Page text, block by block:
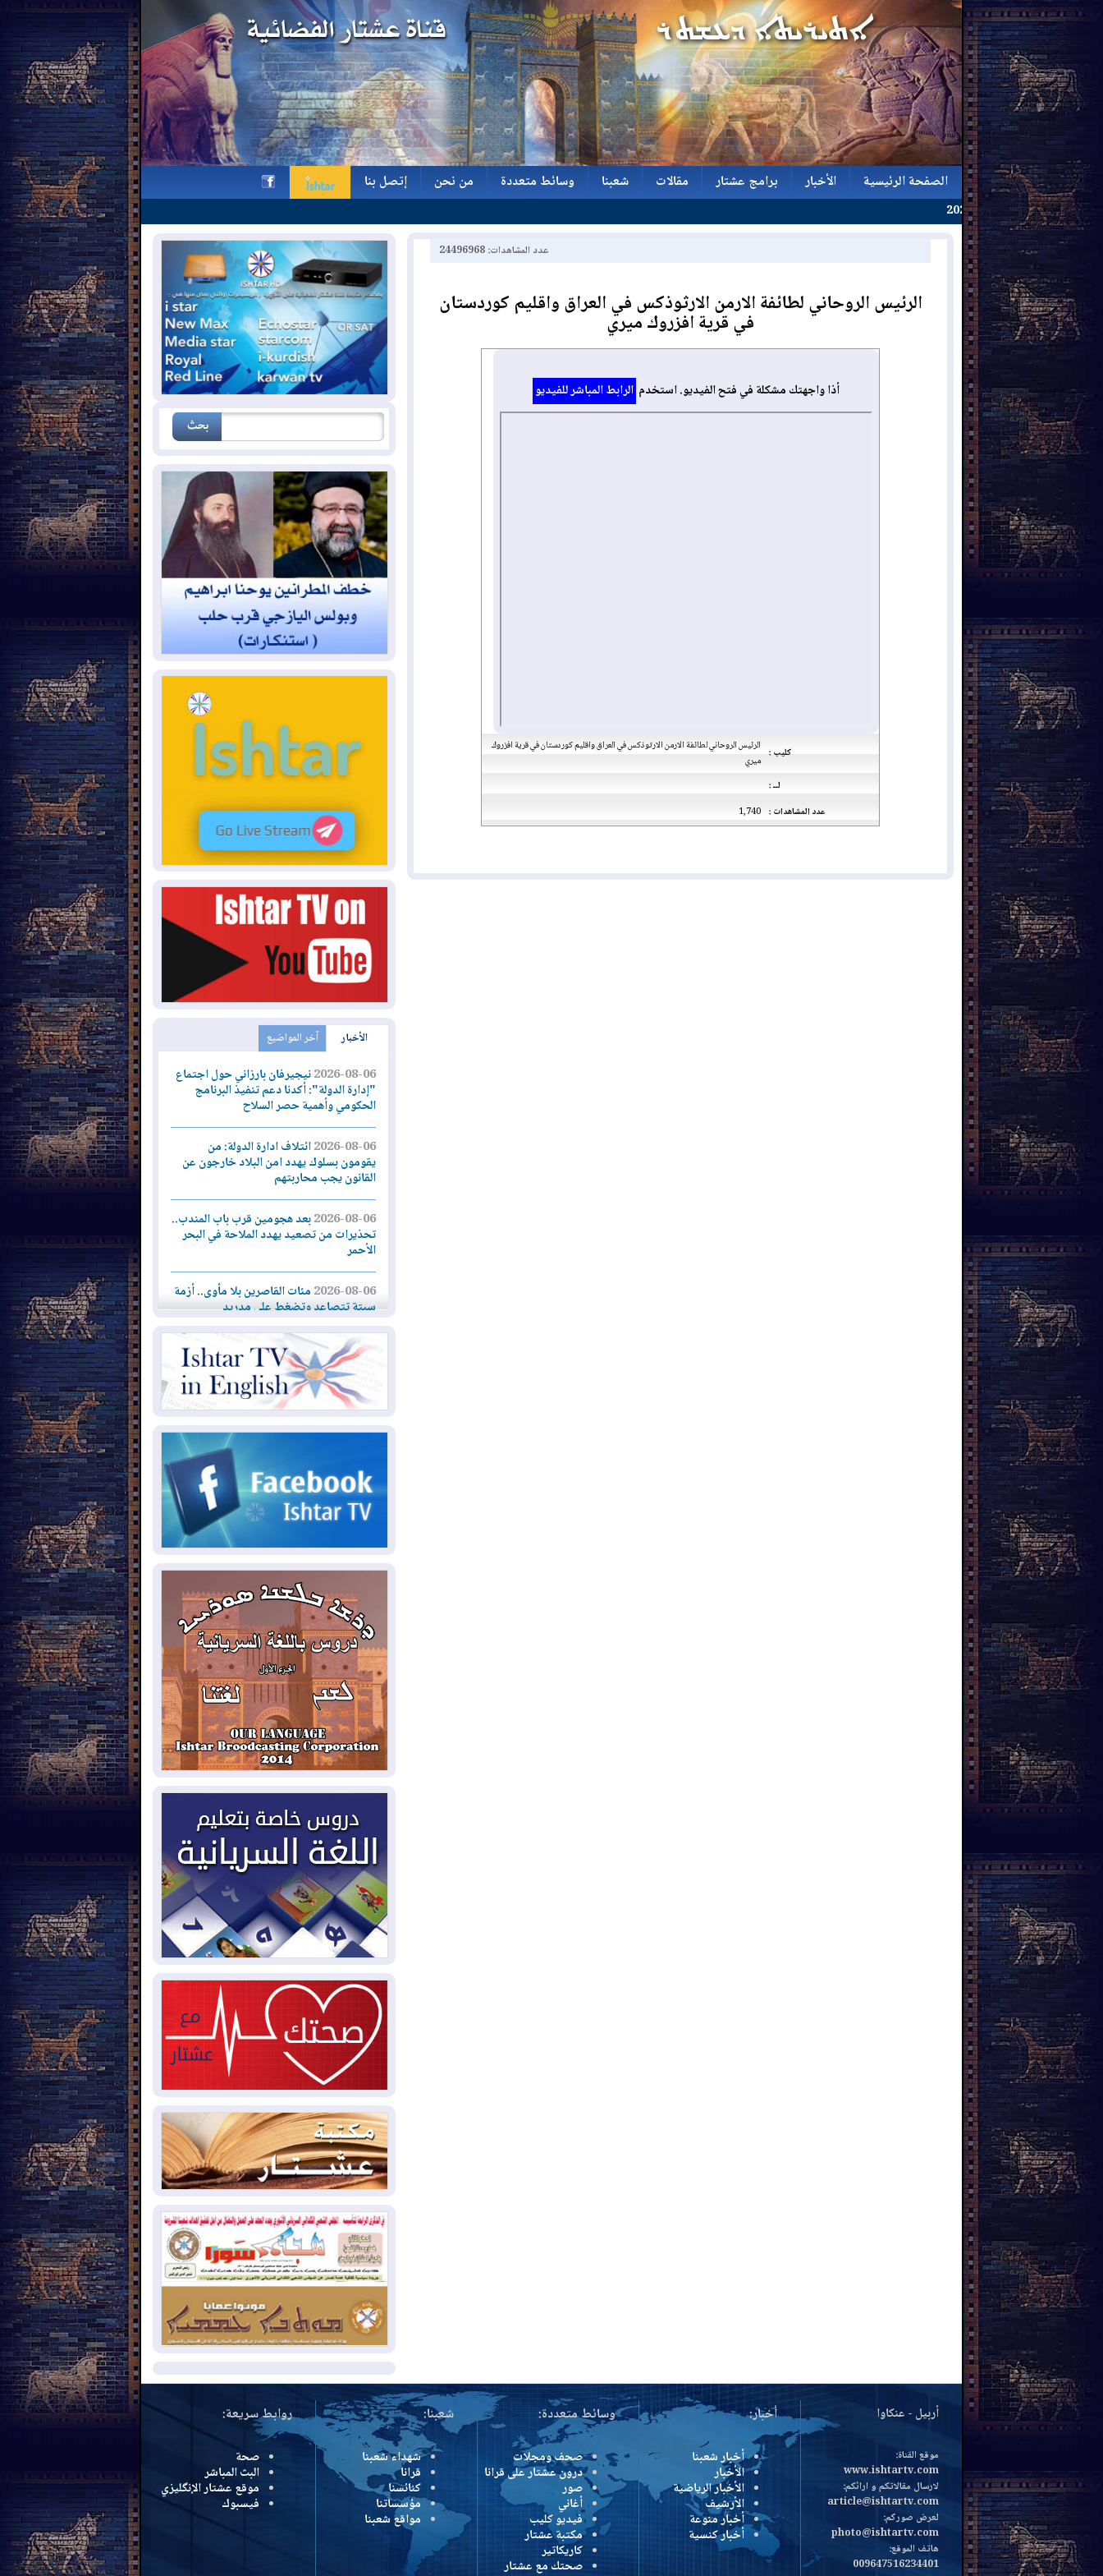
الصفحة الرئيسية
الصفحة الرئيسية
الأخبار
برامج عشتار
مقالات
شعبنا
وسائط متعددة
من نحن
إتصل بنا
بيان من النائبين د. جيمس حسدو هيدو
عدد المشاهدات: 24496968
الرئيس الروحاني لطائفة الارمن الارثوذكس في العراق واقليم كوردستان
في قرية افزروك ميري
أذا واجهتك مشكلة في فتح الفيديو. استخدم الرابط المباشر للفيديو
الرئيس الروحاني لطائفة الارمن الارثوذكس في العراق واقليم كوردستان في قرية افزروك
ميري
كليب :
لــ :
1,740 عدد المشاهدات :
h
الأخبار آخر المواضيع
2026-08-06نيجيرفان بارزاني حول اجتماع
"إدارة الدولة": أكدنا دعم تنفيذ البرنامج
الحكومي وأهمية حصر السلاح
2026-08-06ائتلاف ادارة الدولة: من
يقومون بسلوك يهدد امن البلاد خارجون عن
القانون يجب محاربتهم
2026-08-06بعد هجومين قرب باب المندب..
تحذيرات من تصعيد يهدد الملاحة في البحر
الأحمر
2026-08-06مئات القاصرين بلا مأوى.. أزمة
سبتة تتصاعد وتضغط على مدريد
2026-08-05
لمدة عام.. بدء توريد 100
مليون قدم مكعب يومياً من غاز كورمور في
إقليم كوردستان إلى وزارة الكهرباء العراقية
ملامح أخطر التحديات التي تواجه العراق
2026-08-05
حرائق فرنسا.. توقيف 402
شخص بينهم 156 قاصرا منذ بداية موسم
الحرائق
2026-08-04سومو: إنتاج النفط في إقليم
كوردستان انخفض إلى أقل من 10%
2026-08-04ملفات حقبة الكاظمي تعود إلى
الواجهة.. أنباء عن مراجعات قضائية
وتحقيقات أوسع في قضايا فساد
2026-08-04
بيترو يشكو تزوير الانتخابات
الرئاسية ويحذر من "حرب أهلية" في
كولومبيا
2026-08-03رئيس إقليم كوردستان في
2026-08-03العراق يؤكد مجدداً التزامه
بمنع الهجمات على الدول المجاورة
2026-08-03العجز والاقتراض يطوقان
المالية العراقية.. اقتراض يتجاوز 3 تريليونات
دينار!
2026-08-03كوبا تغرق في الظلام مجددا
2026-08-03
أوامر بإجلاء 60 ألف شخص
بسبب الحرائق في ولاية واشنطن
2026-08-02
مشروع "حسابي" يُمهل
الموظفين حتى نهاية أغسطس لاستلام
بطاقاتهم المصرفية
2026-08-02دمشق وعمّان تحذران بغداد:
أي هجوم من أراضي العراق سيواجه برد
2026-08-02ترامب: الولايات المتحدة
وإسرائيل تعلقان شن ضربات على إيران
2026-08-01تقرير: الولايات المتحدة تسحب
منظومة باتريوت الدفاعية من أربيل
2026-08-01
النفط: اتفاقية ثلاثية لاستئناف
التصدير عبر جيهان بطاقة 750 ألف برميل
يومياً
المزيد
أربيل - عنكاوا
موقع القناة:
www.ishtartv.com
لارسال مقالاتكم و ارائكم:
article@ishtartv.com
لعرض صوركم:
photo@ishtartv.com
هاتف الموقع:
009647516234401
أخبار:
أخبار شعبنا
الأخبار
الأخبار الرياضية
الأرشيف
أخبار منوعة
أخبار كنسية
وسائط متعددة:
صحف ومجلات
درون عشتار على قرانا
صور
أغاني
فيديو كليب
مكتبة عشتار
كاريكاتير
صحتك مع عشتار
شعبنا:
شهداء شعبنا
قرانا
كنائسنا
مؤسساتنا
مواقع شعبنا
روابط سريعة:
صحة
البث المباشر
موقع عشتار الإنگليزي
فيسبوك